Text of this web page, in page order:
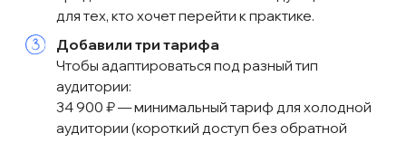
Подробнее о них можно почитать в
кстати, вот что с ботом
придумали …